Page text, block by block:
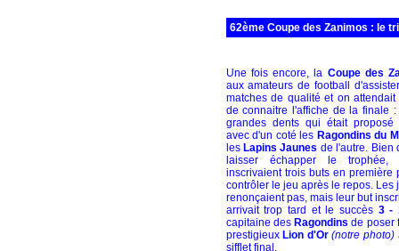
62ème Coupe des Zanimos : le
Une fois encore, la Coupe des
aux amateurs de football
matches de qualité et on
de connaitre l'affiche de la finale
grandes dents qui était proposé
avec d'un coté les Ragondins du
les Lapins Jaunes de l'autre. Bien
laisser échapper le
inscrivaient trois buts en première
contrôler le jeu après le repos. Les
renonçaient pas, mais leur but
arrivait trop tard et le succès 3 -
capitaine des Ragondins de poser
prestigieux Lion d'Or (notre photo)
sifflet final.